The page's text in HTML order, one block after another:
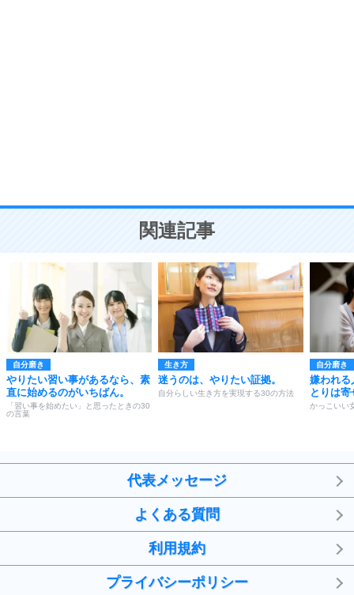
ことが大切。
関連記事
自分磨き
やりたい習い事があるなら、素
直に始めるのがいちばん。
「習い事を始めたい」と思ったときの30
の言葉
生き方
迷うのは、やりたい証拠。
自分らしい生き方を実現する30の方法
自分磨き
嫌われる
とりは
かっこいい
代表メッセージ
よくある質問
利用規約
プライバシーポリシー